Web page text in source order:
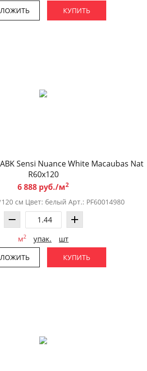
КУПИТЬ
Sensi Nuance White Macaubas Nat
R60x120
6 888 руб./м2
см Цвет: белый Арт.: PF60014980
м2 упак. шт
КУПИТЬ